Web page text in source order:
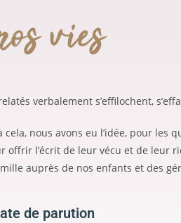
vies
verbalement s’effilochent,
cela, nous avons eu l’idée, pour
offrir l’écrit de leur vécu et de leur
auprès de nos enfants et des
de parution